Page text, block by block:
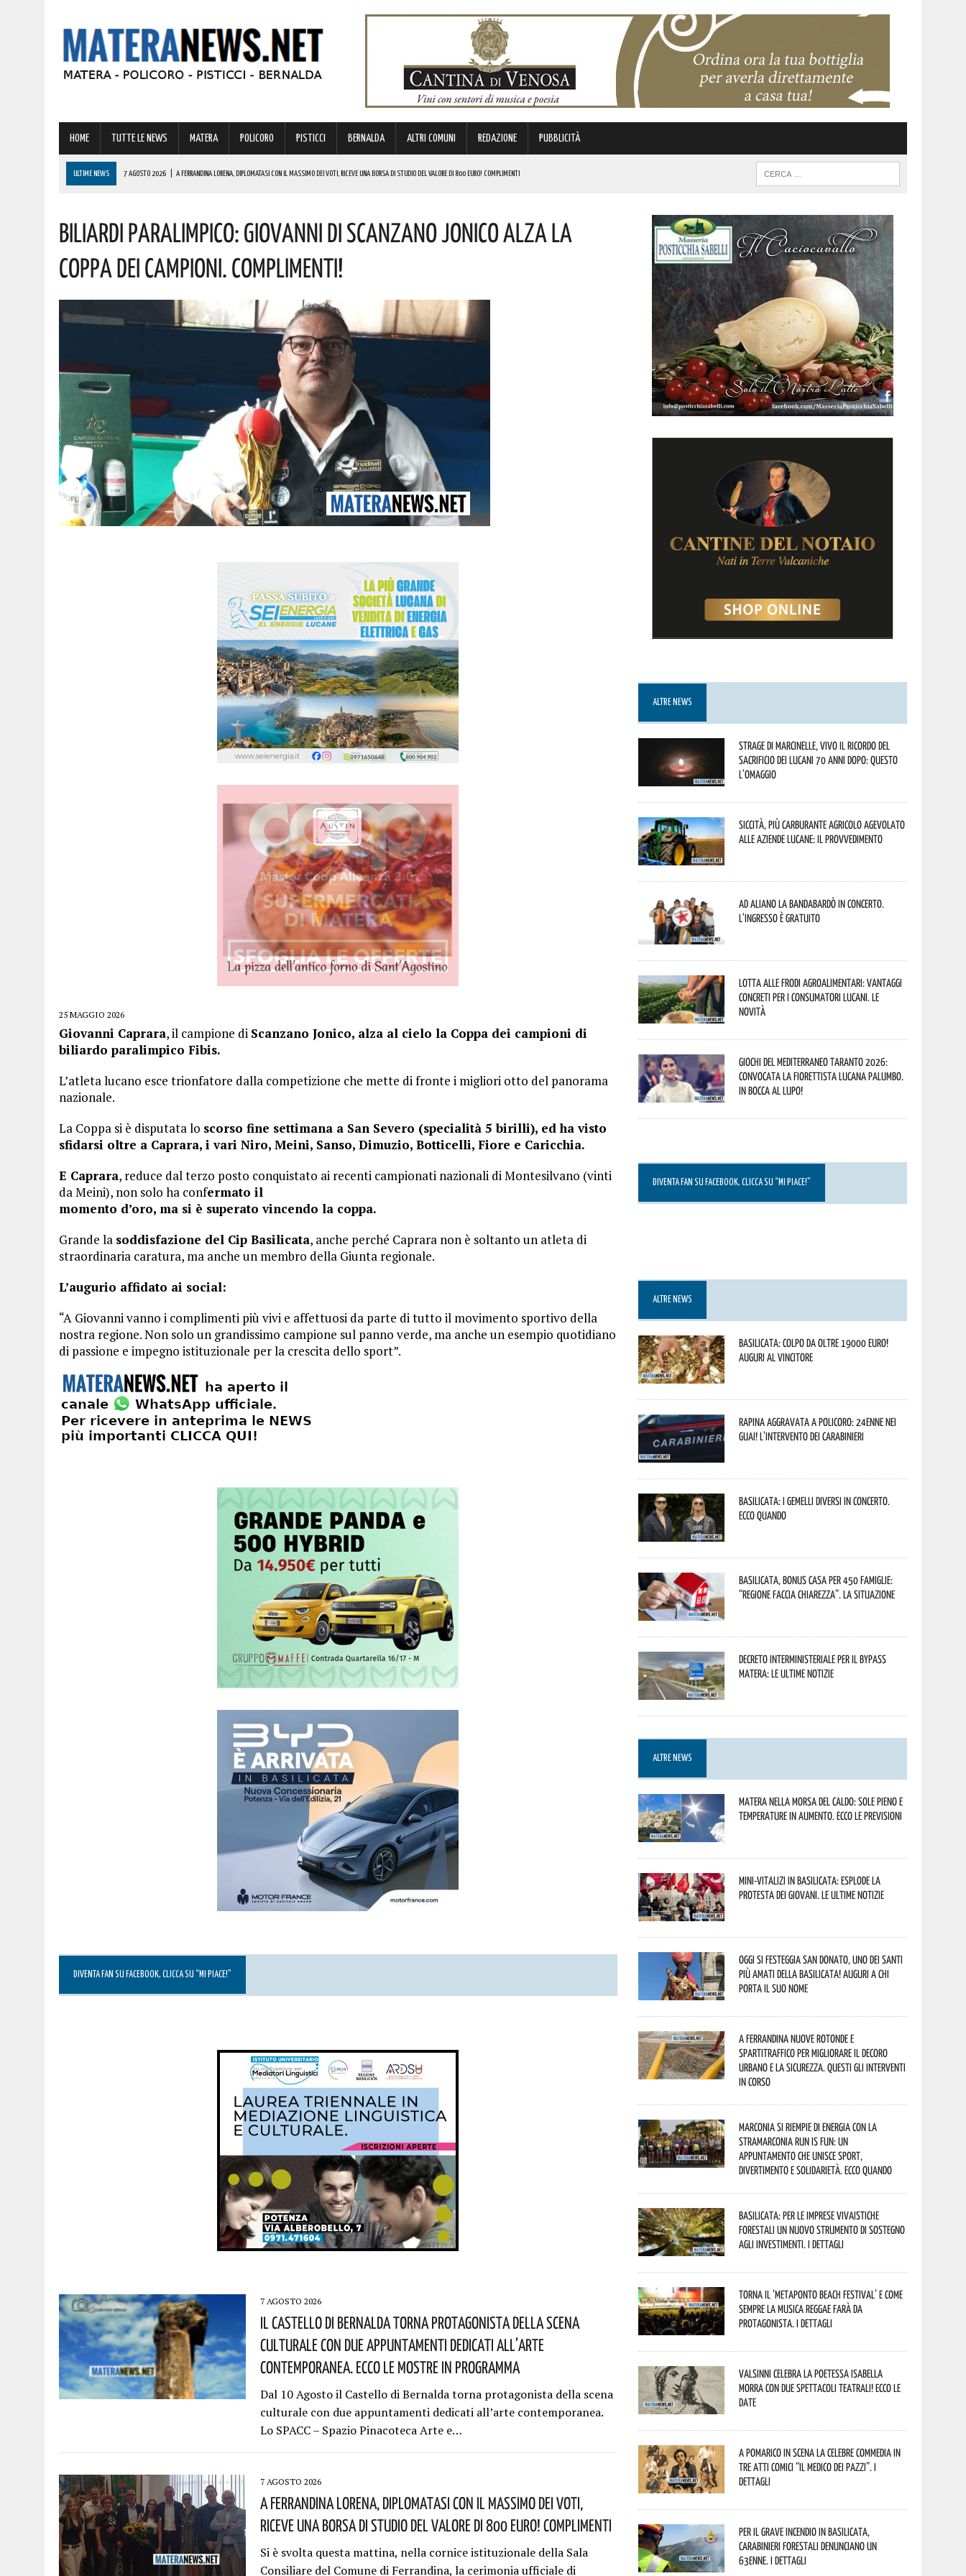
HOME TUTTE LE NEWS MATERA POLICORO PISTICCI BERNALDA ALTRI COMUNI REDAZIONE PUBBLICITÀ
ULTIME NEWS 7 AGOSTO 2026 A FERRANDINA LORENA, DIPLOMATASI CON IL MASSIMO DEI VOTI, RICEVE UNA BORSA DI STUDIO DEL VALORE DI 800 EURO! COMPLIMENTI
7 AGOSTO 2026 | MARINA DI PISTICCI: UNA PERSONA VIENE SOCCORSA CON L’ELIAMBULANZA!
7 AGOSTO 2026 IL CASTELLO DI BERNALDA TORNA PROTAGONISTA DELLA SCENA CULTURALE CON DUE APPUNTAMENTI DEDICATI ALL’ARTE CONTEMPORANEA. ECCO LE MOSTRE IN PROGRAMMA
Biliardi Paralimpico: Giovanni Di Scanzano Jonico Alza La
Coppa Dei Campioni. Complimenti!
25 MAGGIO 2026
Giovanni Caprara, il campione di Scanzano Jonico, alza al cielo la Coppa dei campioni di
biliardo paralimpico Fibis.
L’atleta lucano esce trionfatore dalla competizione che mette di fronte i migliori otto del panorama
nazionale.
La Coppa si è disputata lo scorso fine settimana a San Severo (specialità 5 birilli), ed ha visto
sfidarsi oltre a Caprara, i vari Niro, Meini, Sanso, Dimuzio, Botticelli, Fiore e Caricchia.
E Caprara, reduce dal terzo posto conquistato ai recenti campionati nazionali di Montesilvano (vinti
da Meini), non solo ha confermato il
momento d’oro, ma si è superato vincendo la coppa.
Grande la soddisfazione del Cip Basilicata, anche perché Caprara non è soltanto un atleta di
straordinaria caratura, ma anche un membro della Giunta regionale.
L’augurio affidato ai social:
“A Giovanni vanno i complimenti più vivi e affettuosi da parte di tutto il movimento sportivo della
nostra regione. Non solo un grandissimo campione sul panno verde, ma anche un esempio quotidiano
di passione e impegno istituzionale per la crescita dello sport”.
DIVENTA FAN SU FACEBOOK, CLICCA SU “MI PIACE!”
7 AGOSTO 2026
Il Castello Di Bernalda Torna Protagonista Della Scena
Culturale Con Due Appuntamenti Dedicati All’arte
Contemporanea. Ecco Le Mostre In Programma
Dal 10 Agosto il Castello di Bernalda torna protagonista della scena
culturale con due appuntamenti dedicati all’arte contemporanea.
Lo SPACC – Spazio Pinacoteca Arte e…
7 AGOSTO 2026
A Ferrandina Lorena, Diplomatasi Con Il Massimo Dei Voti,
Riceve Una Borsa Di Studio Del Valore Di 800 Euro! Complimenti
Si è svolta questa mattina, nella cornice istituzionale della Sala
Consiliare del Comune di Ferrandina, la cerimonia ufficiale di
ALTRE NEWS
Strage di Marcinelle, vivo il ricordo del
sacrificio dei lucani 70 anni dopo: questo
l’omaggio
Siccità, più carburante agricolo agevolato
alle aziende lucane: il provvedimento
Ad Aliano la Bandabardò in concerto.
L’ingresso è gratuito
Lotta alle frodi agroalimentari: vantaggi
concreti per i consumatori lucani. Le
novità
Giochi del Mediterraneo Taranto 2026:
convocata la fiorettista lucana Palumbo.
In bocca al lupo!
DIVENTA FAN SU FACEBOOK, CLICCA SU “MI PIACE!”
ALTRE NEWS
Basilicata: colpo da oltre 19000 Euro!
Auguri al vincitore
Rapina aggravata a Policoro: 24enne nei
guai! L’intervento dei Carabinieri
Basilicata: i Gemelli DiVersi in concerto.
Ecco quando
Basilicata, Bonus casa per 450 famiglie:
“Regione faccia chiarezza”. La situazione
Decreto interministeriale per il Bypass
Matera: le ultime notizie
ALTRE NEWS
Matera nella morsa del caldo: sole pieno e
temperature in aumento. Ecco le previsioni
Mini-vitalizi in Basilicata: esplode la
protesta dei giovani. Le ultime notizie
Oggi si festeggia San Donato, uno dei Santi
più amati della Basilicata! Auguri a chi
porta il suo nome
A Ferrandina nuove rotonde e
spartitraffico per migliorare il decoro
urbano e la sicurezza. Questi gli interventi
in corso
Marconia si riempie di energia con la
StraMarconia Run is Fun: un
appuntamento che unisce sport,
divertimento e solidarietà. Ecco quando
Basilicata: per le imprese vivaistiche
forestali un nuovo strumento di sostegno
agli investimenti. I dettagli
Torna il ‘Metaponto beach festival’ e come
sempre la musica reggae farà da
protagonista. I dettagli
Valsinni celebra la poetessa Isabella
Morra con due spettacoli teatrali! Ecco le
date
A Pomarico in scena la celebre commedia in
tre atti comici “Il medico dei pazzi”. I
dettagli
Per il grave incendio in Basilicata,
Carabinieri forestali denunciano un
63enne. I dettagli